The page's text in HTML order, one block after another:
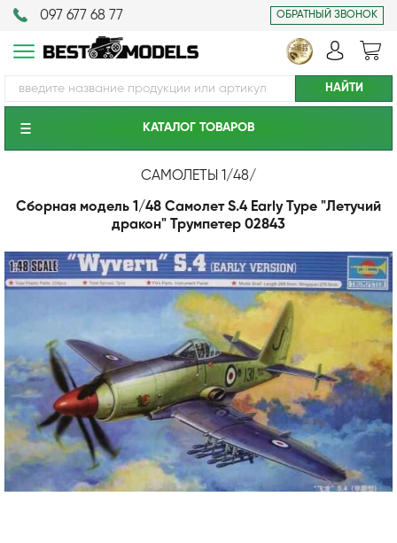
097 677 68 77 ОБРАТНЫЙ ЗВОНОК
КАТАЛОГ ТОВАРОВ
САМОЛЕТЫ 1/48/
Сборная модель 1/48 Самолет S.4 Early Type "Летучий
дракон" Трумпетер 02843